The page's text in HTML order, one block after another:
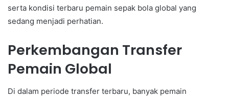
serta kondisi terbaru pemain sepak bola global yang
sedang menjadi perhatian.
Perkembangan Transfer
Pemain Global
Di dalam periode transfer terbaru, banyak pemain